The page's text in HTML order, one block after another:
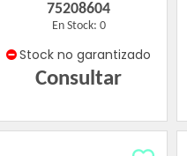
75208604
En Stock: 0
Stock no garantizado
Consultar